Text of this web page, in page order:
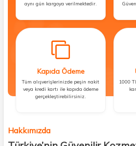
aynı gün kargoya verilmektedir.
Kapıda Ödeme
Tüm alışverişlerinizde peşin nakit
veya kredi kartı ile kapıda ödeme
gerçekleştirebilirsiniz.
1000
Hakkımızda